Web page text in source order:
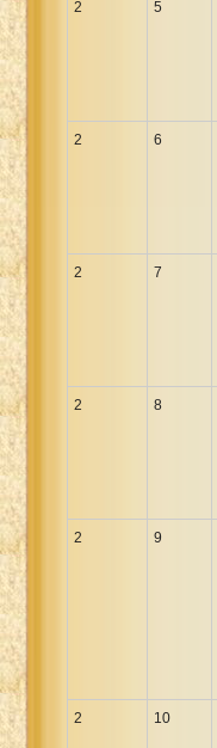
2 5
2 6
2 7
2 8
2 9
2 10